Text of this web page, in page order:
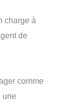
charge à
de
comme
une